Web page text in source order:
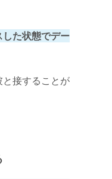
た状態でデー
接することが